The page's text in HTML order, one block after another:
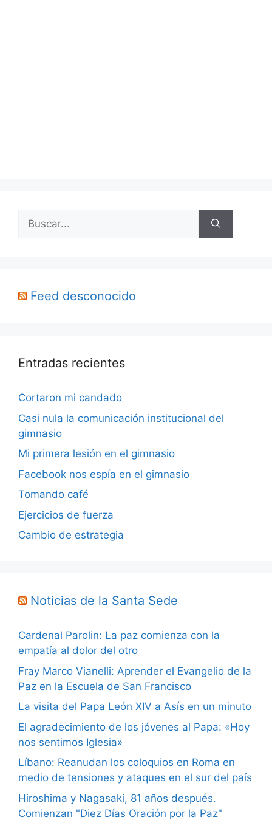
Buscar:
Feed desconocido
Entradas recientes
Cortaron mi candado
Casi nula la comunicación institucional del
gimnasio
Mi primera lesión en el gimnasio
Facebook nos espía en el gimnasio
Tomando café
Ejercicios de fuerza
Cambio de estrategia
Noticias de la Santa Sede
Cardenal Parolin: La paz comienza con la
empatía al dolor del otro
Fray Marco Vianelli: Aprender el Evangelio de la
Paz en la Escuela de San Francisco
La visita del Papa León XIV a Asís en un minuto
El agradecimiento de los jóvenes al Papa: «Hoy
nos sentimos Iglesia»
Líbano: Reanudan los coloquios en Roma en
medio de tensiones y ataques en el sur del país
Hiroshima y Nagasaki, 81 años después.
Comienzan "Diez Días Oración por la Paz"